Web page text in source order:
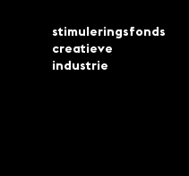
stimuleringsfonds
creatieve
industrie